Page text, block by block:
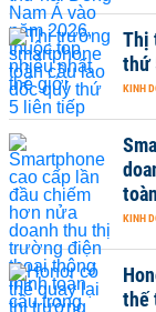
Thị
thứ
KINH
KINH
thế